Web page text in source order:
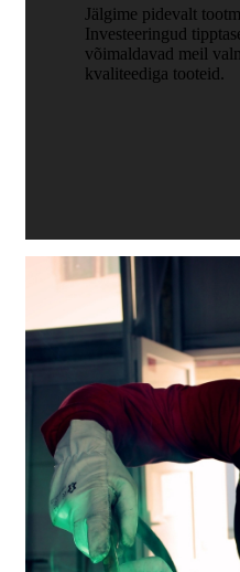
Jälgime pidevalt
Investeeringud
võimaldavad meil
kvaliteediga tooteid.